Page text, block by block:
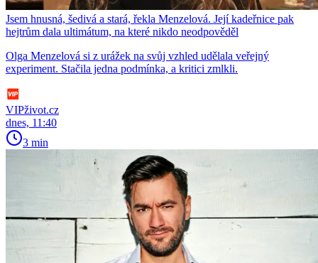
Jsem hnusná, šedivá a stará, řekla Menzelová. Její kadeřnice pak
hejtrům dala ultimátum, na které nikdo neodpověděl
Olga Menzelová si z urážek na svůj vzhled udělala veřejný
experiment. Stačila jedna podmínka, a kritici zmlkli.
VIPživot.cz
dnes, 11:40
3 min